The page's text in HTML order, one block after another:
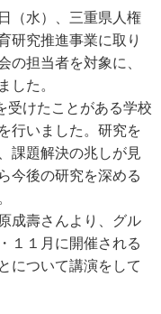
（水）、三重県人権
研究推進事業に取り
の担当者を対象に、
した。
受けたことがある学校
行いました。研究を
課題解決の兆しが見
今後の研究を深める
成壽さんより、グル
１１月に開催される
について講演をして